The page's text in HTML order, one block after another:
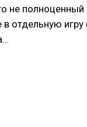
не
отдельную